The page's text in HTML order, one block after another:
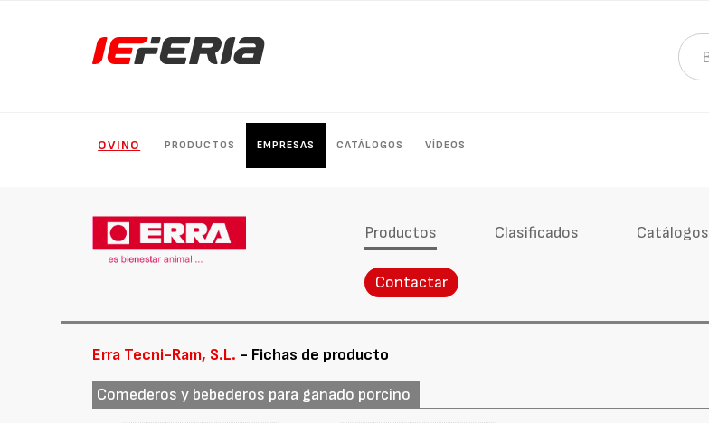
OVINO PRODUCTOS EMPRESAS CATÁLOGOS VÍDEOS
Productos Clasificados Catálogos
Contactar
Erra Tecni-Ram, S.L. - Fichas de producto
Comederos y bebederos para ganado porcino